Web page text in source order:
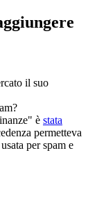
il suo
è stata
permetteva
per spam e